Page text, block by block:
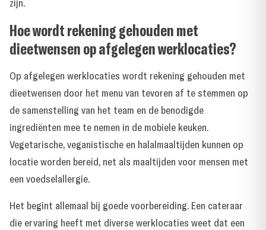
Hoe wordt rekening gehouden met
dieetwensen op afgelegen werklocaties?
Op afgelegen werklocaties wordt rekening gehouden met
dieetwensen door het menu van tevoren af te stemmen op
de samenstelling van het team en de benodigde
ingrediënten mee te nemen in de mobiele keuken.
Vegetarische, veganistische en halalmaaltijden kunnen op
locatie worden bereid, net als maaltijden voor mensen met
een voedselallergie.
Het begint allemaal bij goede voorbereiding. Een cateraar
die ervaring heeft met diverse werklocaties weet dat een